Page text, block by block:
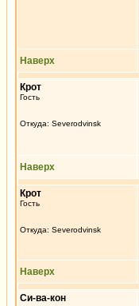
Наверх
Крот
Гость
Откуда: Severodvinsk
Наверх
Крот
Гость
Откуда: Severodvinsk
Наверх
Си-ва-кон